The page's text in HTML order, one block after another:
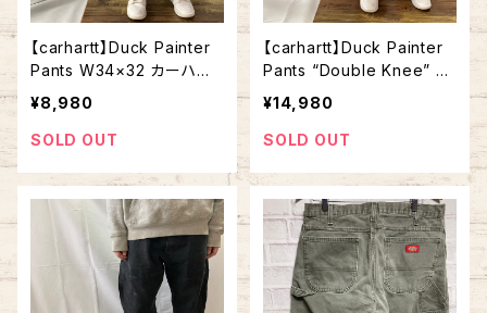
【carhartt】Duck Painter
Pants W34×32 カーハー
ト ペインターパンツ ワーク
パンツ カーキ ダック地 ゆ
るだぼ ビッグシルエット ア
¥8,980
SOLD OUT
【carhartt】Duck Painter
Pants “Double Knee” W
38×32 カーハート ダブル
ニー ペインターパンツ ワー
クパンツ ブラック ダック地
オーバーサイズ アメリカ U
SA 古着
¥14,980
SOLD OUT